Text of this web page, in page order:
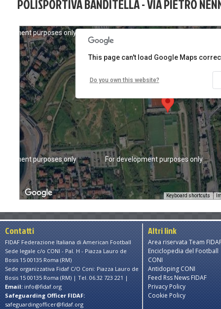
POLISPORTIVA BANDITELLA - VIA PIETRO
For development purposes only
purposes only
purposes only
Keyboard shortcuts
This page can't load Google Maps
Do you own this website?
Contatti
FIDAF Federazione Italiana di American Football
Sede legale c/o CONI - Pal. H - Piazza Lauro de
Bosis 15 00135 Roma (RM)
Sede organizzativa Fidaf C/O Coni: Piazza Lauro de
Bosis 15 00135 Roma (RM) | Tel. 06.32 723 221 |
Email: info@fidaf.org
Safeguarding Officer FIDAF:
safeguardingofficer@fidaf.org
Altri link
Area riservata Team
Enciclopedia del Football
CONI
Antidoping CONI
Feed Rss News FIDAF
Privacy Policy
Cookie Policy